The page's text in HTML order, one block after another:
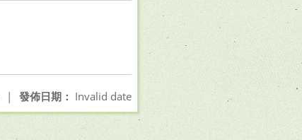
發佈日期： Invalid date
|